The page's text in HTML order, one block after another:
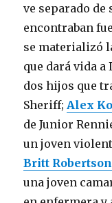
ve separado de
encontraban
se materializó
que dará vida a
dos hijos que
Sheriff; Alex
de Junior
un joven
Britt Robertson
una joven